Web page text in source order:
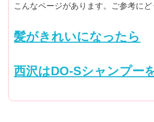
こんなページがあります。ご参考に
髪がきれいになったら
西沢はDO-Sシャンプー